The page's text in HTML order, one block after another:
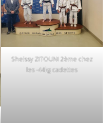
Shelssy ZITOUNI 2ème chez
les -44kg cadettes